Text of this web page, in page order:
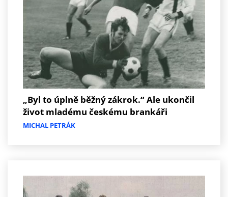
„Byl to úplně běžný zákrok.“ Ale ukončil
život mladému českému brankáři
MICHAL PETRÁK